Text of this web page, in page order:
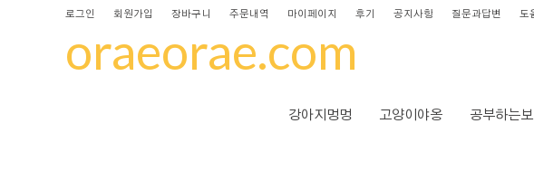
로그인 회원가입 장바구니 주문내역 마이페이지 후기 공지사항 질문과답변 도
oraeorae.com
강아지멍멍 고양이야옹 공부하는